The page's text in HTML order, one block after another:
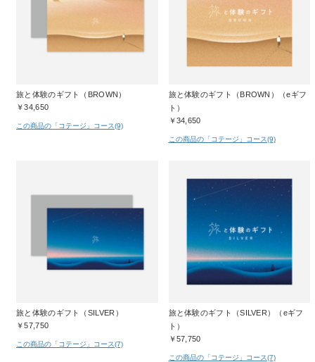
旅と体験のギフト（BROWN）
￥34,650
この商品の「コテージ」コース(9)
旅と体験のギフト（BROWN）（eギフ
ト）
￥34,650
この商品の「コテージ」コース(9)
旅と体験のギフト（SILVER）
￥57,750
この商品の「コテージ」コース(7)
旅と体験のギフト（SILVER）（eギフ
ト）
￥57,750
この商品の「コテージ」コース(7)